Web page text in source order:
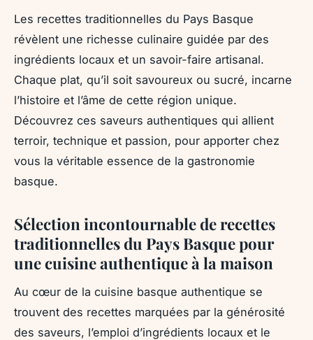
Les recettes traditionnelles du Pays Basque
révèlent une richesse culinaire guidée par des
ingrédients locaux et un savoir-faire artisanal.
Chaque plat, qu’il soit savoureux ou sucré, incarne
l’histoire et l’âme de cette région unique.
Découvrez ces saveurs authentiques qui allient
terroir, technique et passion, pour apporter chez
vous la véritable essence de la gastronomie
basque.
Sélection incontournable de recettes
traditionnelles du Pays Basque pour
une cuisine authentique à la maison
Au cœur de la cuisine basque authentique se
trouvent des recettes marquées par la générosité
des saveurs, l’emploi d’ingrédients locaux et le